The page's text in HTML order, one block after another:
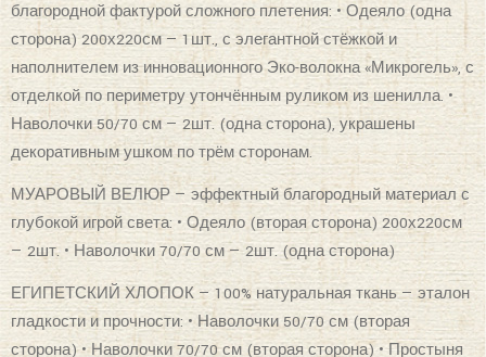
благородной фактурой сложного плетения: • Одеяло (одна
сторона) 200х220см — 1шт., с элегантной стёжкой и
наполнителем из инновационного Эко-волокна «Микрогель», с
отделкой по периметру утончённым руликом из шенилла. •
Наволочки 50/70 см — 2шт. (одна сторона), украшены
декоративным ушком по трём сторонам.
МУАРОВЫЙ ВЕЛЮР — эффектный благородный материал с
глубокой игрой света: • Одеяло (вторая сторона) 200х220см
— 2шт. • Наволочки 70/70 см — 2шт. (одна сторона)
ЕГИПЕТСКИЙ ХЛОПОК — 100% натуральная ткань — эталон
гладкости и прочности: • Наволочки 50/70 см (вторая
сторона) • Наволочки 70/70 см (вторая сторона) • Простыня